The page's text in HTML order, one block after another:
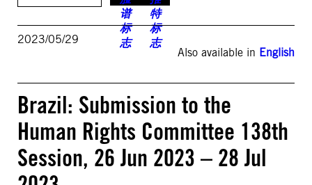
2023/05/29
Also available in English
Brazil: Submission to the
Human Rights Committee 138th
Session, 26 Jun 2023 – 28 Jul